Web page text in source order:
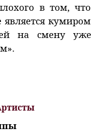
в том, что
кумиром
на смену уже